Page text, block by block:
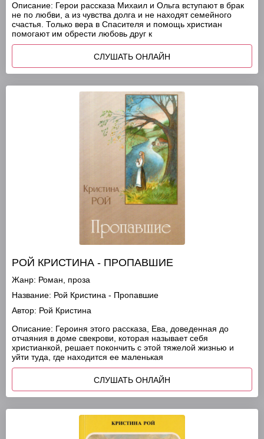
Описание: Герои рассказа Михаил и Ольга вступают в брак
не по любви, а из чувства долга и не находят семейного
счастья. Только вера в Спасителя и помощь христиан
помогают им обрести любовь друг к
СЛУШАТЬ ОНЛАЙН
РОЙ КРИСТИНА - ПРОПАВШИЕ
Жанр: Роман, проза
Название: Рой Кристина - Пропавшие
Автор: Рой Кристина
Описание: Героиня этого рассказа, Ева, доведенная до
отчаяния в доме свекрови, которая называет себя
христианкой, решает покончить с этой тяжелой жизнью и
уйти туда, где находится ее маленькая
СЛУШАТЬ ОНЛАЙН